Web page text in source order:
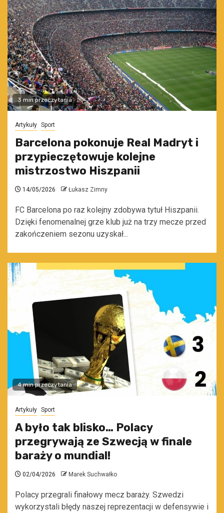
3 min przeczytania
Artykuły Sport
Barcelona pokonuje Real Madryt i
przypieczętowuje kolejne
mistrzostwo Hiszpanii
14/05/2026 Łukasz Zimny
FC Barcelona po raz kolejny zdobywa tytuł Hiszpanii.
Dzięki fenomenalnej grze klub już na trzy mecze przed
zakończeniem sezonu uzyskał...
4 min przeczytania
Artykuły Sport
A było tak blisko… Polacy
przegrywają ze Szwecją w finale
baraży o mundial!
02/04/2026 Marek Suchwałko
Polacy przegrali finałowy mecz baraży. Szwedzi
wykorzystali błędy naszej reprezentacji w defensywie i